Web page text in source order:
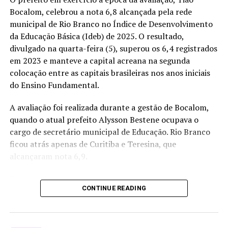
Ex-secretário de Educação e ex-governador do Acre,
Binho Marques também trabalhou no Ministério da
Educação e em organizações do setor. Em sua trajetória,
participou de discussões sobre o financiamento da
educação básica, incluindo a criação do Valor Aluno Ano
Total (VAAT), incorporado ao Fundeb.
atuação eleitoral na coordenação política das
campanhas apoiadas pela Frente Ampla no Acre.
Compartilhe isso:
LinkedIn Telegram
Bocalom, celebrou a nota 6,8 alcançada pela rede
municipal de Rio Branco no Índice de Desenvolvimento
da Educação Básica (Ideb) de 2025. O resultado,
divulgado na quarta-feira (5), superou os 6,4 registrados
em 2023 e manteve a capital acreana na segunda
colocação entre as capitais brasileiras nos anos iniciais
do Ensino Fundamental.
A avaliação foi realizada durante a gestão de Bocalom,
quando o atual prefeito Alysson Bestene ocupava o
cargo de secretário municipal de Educação. Rio Branco
ficou atrás apenas de Curitiba e Teresina, que
alcançaram nota 6,9.
Bocalom atribuiu o avanço ao trabalho dos profissionais
da educação e aos investimentos feitos pela prefeitura
na adoção de novas tecnologias de ensino.
CONTINUE READING